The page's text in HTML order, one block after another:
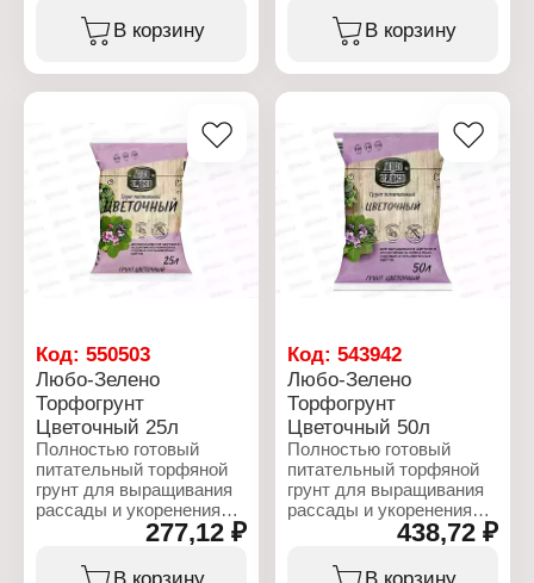
В корзину
рассады. Вес товара
может отличаться от
Характеристики:
Бренд: Любо Зелено
Тип товара: Грунт
Вариация: торфогрунт
Назначение:
универсальный
Объем: 50 л
В корзину
Код: 550503
Любо-Зелено
Торфогрунт
Цветочный 25л
Полностью готовый
питательный торфяной
грунт для выращивания
рассады и укоренения
черенков всех видов
садовых и комнатных
цветочных и
277,12 ₽
Код:543942
Любо-Зелено
Торфогрунт
Цветочный 50л
Полностью готовый
питательный торфяной
грунт для выращивания
рассады и укоренения
черенков всех видов
садовых и комнатных
цветочных и
438,72 ₽